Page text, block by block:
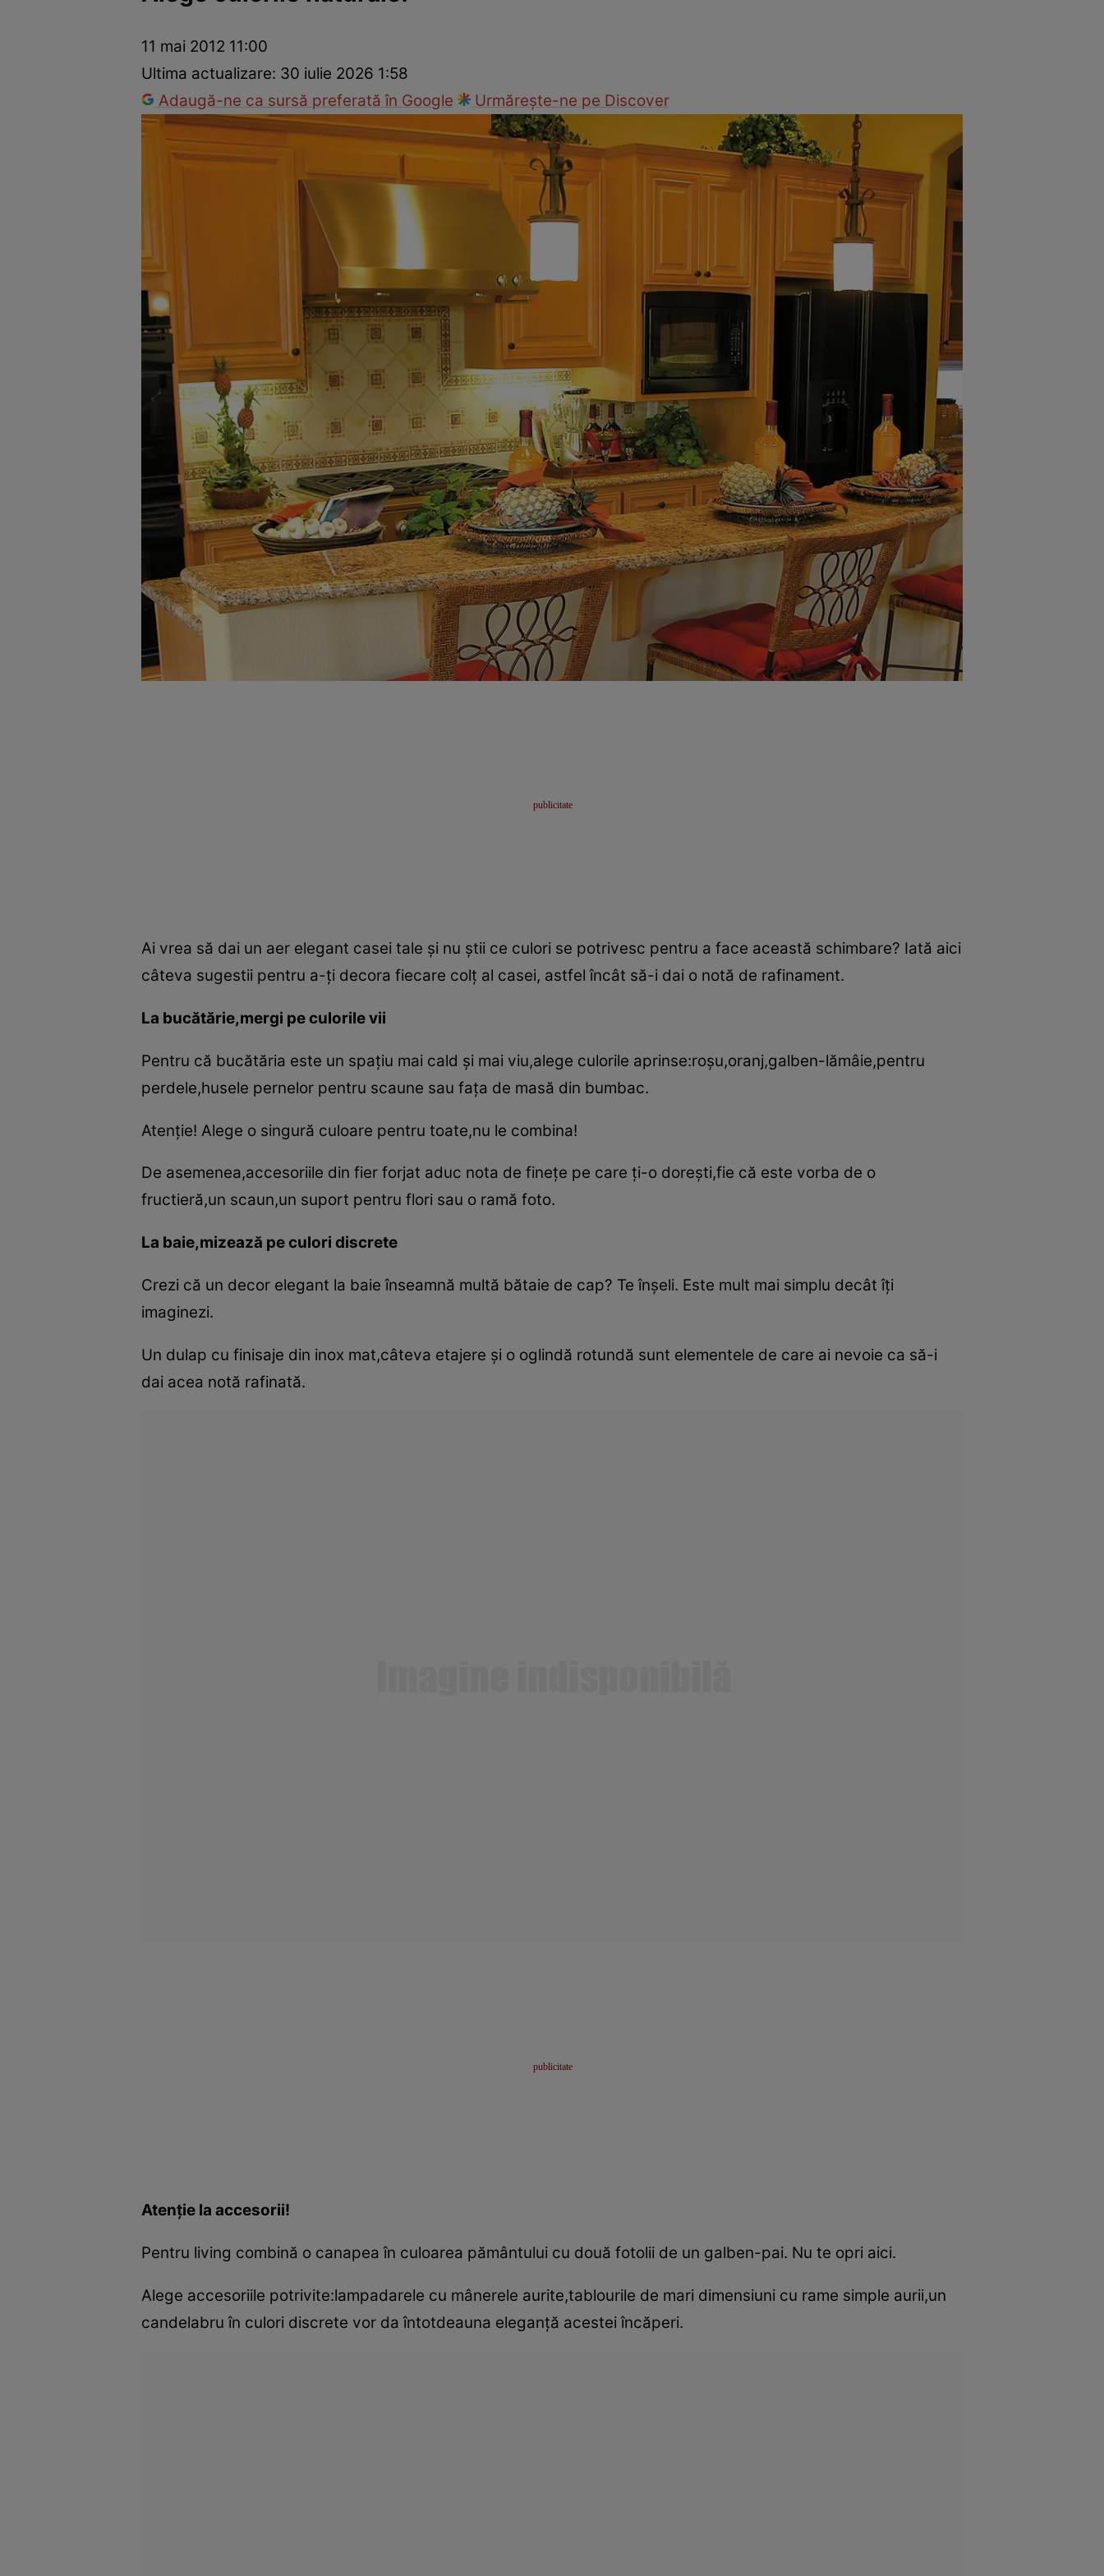
Dezvoltare personalăÎngrijire personală
11 mai 2012 11:00
Ultima actualizare: 30 iulie 2026 1:58
Adaugă-ne ca sursă preferată în Google
Urmărește-ne pe Discover
Ai vrea să dai un aer elegant casei tale şi nu ştii ce culori se potrivesc pentru a face această schimbare? Iată aici
câteva sugestii pentru a-ţi decora fiecare colţ al casei, astfel încât să-i dai o notă de rafinament.
La bucătărie,mergi pe culorile vii
Pentru că bucătăria este un spaţiu mai cald şi mai viu,alege culorile aprinse:roşu,oranj,galben-lămâie,pentru
perdele,husele pernelor pentru scaune sau faţa de masă din bumbac.
Atenţie! Alege o singură culoare pentru toate,nu le combina!
De asemenea,accesoriile din fier forjat aduc nota de fineţe pe care ţi-o doreşti,fie că este vorba de o
fructieră,un scaun,un suport pentru flori sau o ramă foto.
La baie,mizează pe culori discrete
Crezi că un decor elegant la baie înseamnă multă bătaie de cap? Te înşeli. Este mult mai simplu decât îţi
imaginezi.
Un dulap cu finisaje din inox mat,câteva etajere şi o oglindă rotundă sunt elementele de care ai nevoie ca să-i
dai acea notă rafinată.
Atenţie la accesorii!
Pentru living combină o canapea în culoarea pământului cu două fotolii de un galben-pai. Nu te opri aici.
Alege accesoriile potrivite:lampadarele cu mânerele aurite,tablourile de mari dimensiuni cu rame simple aurii,un
candelabru în culori discrete vor da întotdeauna eleganţă acestei încăperi.